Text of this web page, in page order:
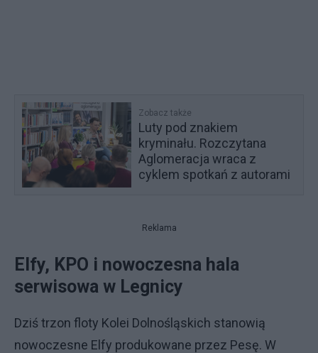
Zobacz także
Luty pod znakiem
kryminału. Rozczytana
Aglomeracja wraca z
cyklem spotkań z autorami
Reklama
Elfy, KPO i nowoczesna hala
serwisowa w Legnicy
Dziś trzon floty Kolei Dolnośląskich stanowią
nowoczesne Elfy produkowane przez Pesę. W